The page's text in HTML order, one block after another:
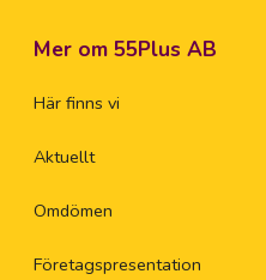
Mer om 55Plus AB
Här finns vi
Aktuellt
Omdömen
Företagspresentation